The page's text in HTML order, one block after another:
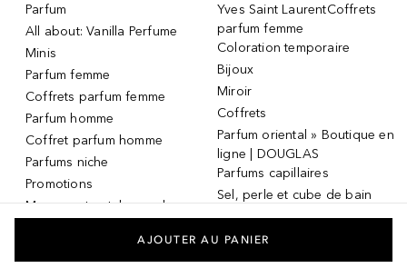
Parfum
All about: Vanilla Perfume
Minis
Parfum femme
Coffrets parfum femme
Parfum homme
Coffret parfum homme
Parfums niche
Promotions
Masque et patch pour les
Yves Saint LaurentCoffrets
parfum femme
Coloration temporaire
Bijoux
Miroir
Coffrets
Parfum oriental » Boutique en
ligne | DOUGLAS
Parfums capillaires
Sel, perle et cube de bain
Dermaroller
Masque et patch pour les
AJOUTER AU PANIER